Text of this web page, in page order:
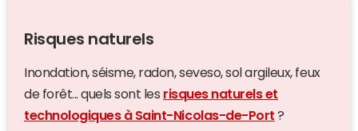
Risques naturels
Inondation, séisme, radon, seveso, sol argileux, feux
de forêt... quels sont les risques naturels et
technologiques à Saint-Nicolas-de-Port ?